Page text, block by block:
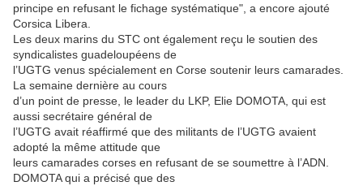
principe en refusant le fichage systématique", a encore ajouté
Corsica Libera.
Les deux marins du STC ont également reçu le soutien des
syndicalistes guadeloupéens de
l’UGTG venus spécialement en Corse soutenir leurs camarades.
La semaine dernière au cours
d’un point de presse, le leader du LKP, Elie DOMOTA, qui est
aussi secrétaire général de
l’UGTG avait réaffirmé que des militants de l’UGTG avaient
adopté la même attitude que
leurs camarades corses en refusant de se soumettre à l’ADN.
DOMOTA qui a précisé que des